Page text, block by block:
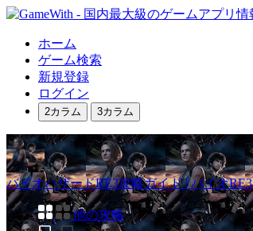
ホーム
ゲーム検索
新規登録
ログイン
2カラム 3カラム
バイオハザードRE3攻略ガイド | バイオRE3
他の攻略